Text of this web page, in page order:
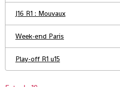
J16 R1 : Mouvaux
Week-end Paris
Play-off R1 u15